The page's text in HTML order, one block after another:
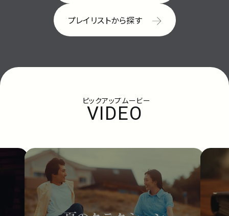
プレイリストから探す
VIDEO
ピックアップムービー